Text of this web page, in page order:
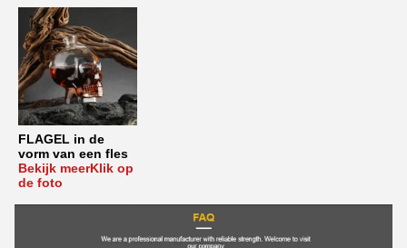
FLAGEL in de
vorm van een fles
Bekijk meerKlik op
de foto